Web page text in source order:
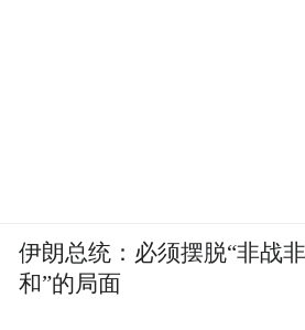
伊朗总统：必须摆脱“非战非
和”的局面